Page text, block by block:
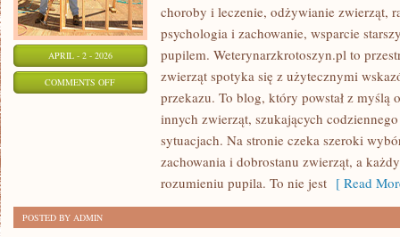
APRIL - 2 - 2026
COMMENTS OFFON
EGZOTYKA
ZWIERZĘTA
NIETYPOWE
choroby i leczenie, odżywianie zwierząt,
psychologia i zachowanie, wsparcie
pupilem. Weterynarzkrotoszyn.pl to
zwierząt spotyka się z użytecznymi
przekazu. To blog, który powstał z myślą
innych zwierząt, szukających
sytuacjach. Na stronie czeka szeroki
zachowania i dobrostanu zwierząt, a
rozumieniu pupila. To nie jest [ Read
POSTED BY ADMIN